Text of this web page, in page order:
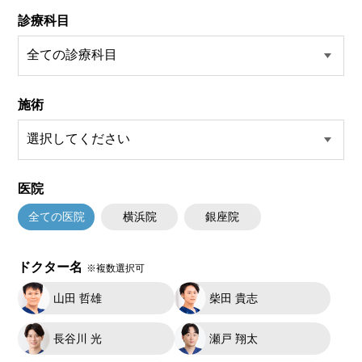
診療科目
施術
医院
全ての医院 横浜院 銀座院
ドクター名 ※複数選択可
山田 哲雄 柴田 貴志
長谷川 光 瀬戸 翔太